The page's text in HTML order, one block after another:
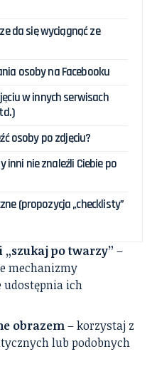
da się wyciągnąć ze
osoby na Facebooku
w innych serwisach
osoby po zdjęciu?
inni nie znaleźli Ciebie po
(propozycja „checklisty”
po twarzy” –
mechanizmy
ich
obrazem– korzystaj z
lub podobnych